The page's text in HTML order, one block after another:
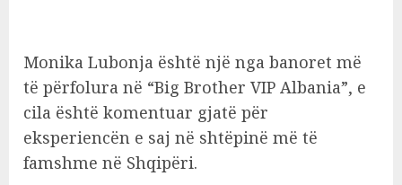
Monika Lubonja është një nga banoret më
të përfolura në “Big Brother VIP Albania”, e
cila është komentuar gjatë për
eksperiencën e saj në shtëpinë më të
famshme në Shqipëri.